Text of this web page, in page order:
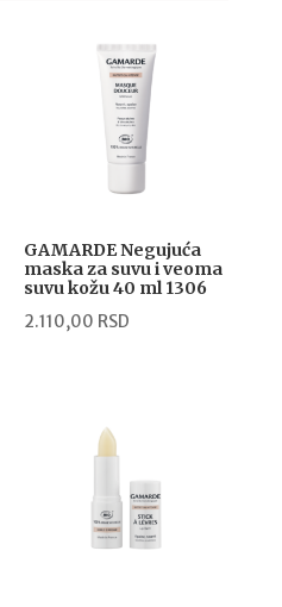
GAMARDE Negujuća
maska za suvu i veoma
suvu kožu 40 ml 1306
2.110,00 RSD